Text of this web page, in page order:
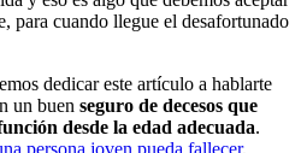
para cuando llegue el desafortunado
dedicar este artículo a hablarte
un buen seguro de decesos que
desde la edad adecuada.